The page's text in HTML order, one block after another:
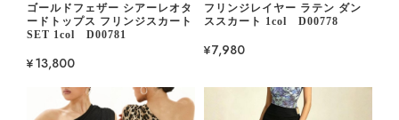
ゴールドフェザー シアーレオタ
ードトップス フリンジスカート
SET 1col D00781
¥13,800
フリンジレイヤー ラテン ダン
ススカート 1col D00778
¥7,980